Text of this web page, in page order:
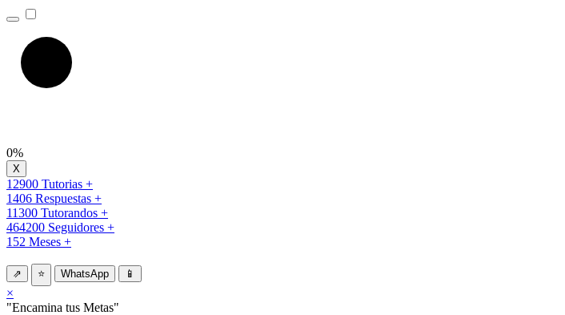
0%
12900 Tutorias +
1406 Respuestas +
11300 Tutorandos +
464200 Seguidores +
152 Meses +
⇗ ⭐ WhatsApp 📱
×
"Encamina tus Metas"